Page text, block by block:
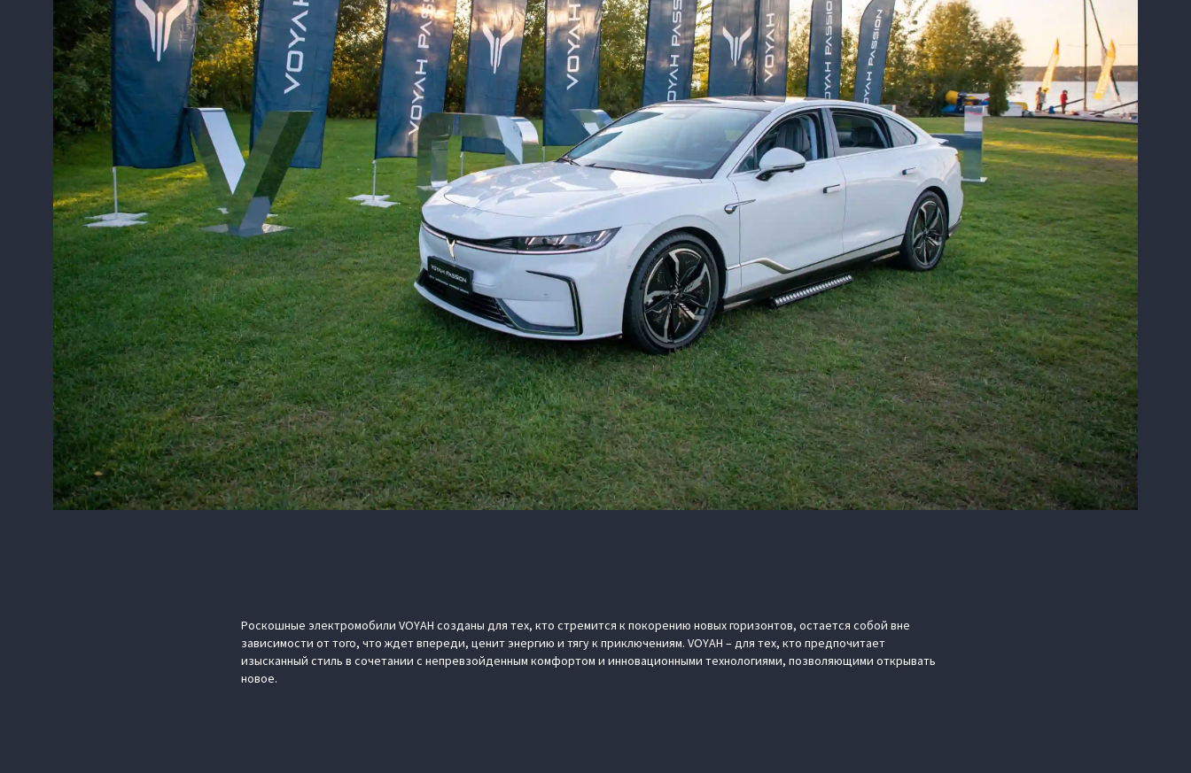
Роскошные электромобили VOYAH созданы для тех, кто стремится к покорению новых горизонтов, остается собой вне
зависимости от того, что ждет впереди, ценит энергию и тягу к приключениям. VOYAH – для тех, кто предпочитает
изысканный стиль в сочетании с непревзойденным комфортом и инновационными технологиями, позволяющими открывать
новое.